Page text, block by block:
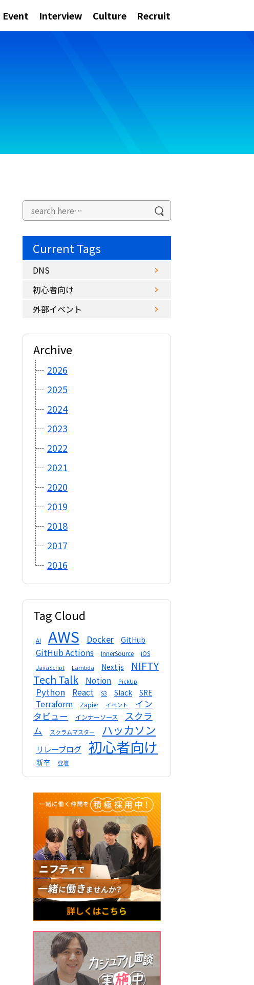
Event Interview Culture Recruit
Current Tags
DNS
初心者向け
外部イベント
Archive
2026
2025
2024
2023
2022
2021
2020
2019
2018
2017
2016
Tag Cloud
AI AWS Docker GitHub
GitHub Actions InnerSource iOS
JavaScript Lambda Next.js
NIFTY
Tech Talk
Notion PickUp
Python React S3 Slack SRE
Terraform Zapier イベント
イン
タビュー
インナーソース
スクラ
ム
スクラムマスター ハッカソン
リレーブログ 初心者向け
新卒 登壇